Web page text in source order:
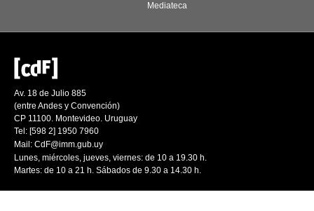
Mediateca
Av. 18 de Julio 885
(entre Andes y Convención)
CP 11100. Montevideo. Uruguay
Tel: [598 2] 1950 7960
Mail: CdF@imm.gub.uy
Lunes, miércoles, jueves, viernes: de 10 a 19.30 h.
Martes: de 10 a 21 h. Sábados de 9.30 a 14.30 h.